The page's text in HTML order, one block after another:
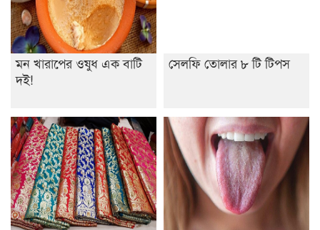
খেলার মাঠে বানানো হয়েছে গর্ত ঝুঁকিতে আষাড়িয়াদহর দুই
বিদ্যালয়
ইসলামের ইতিহাস ও সংস্কৃতি বিভাগের লাইট হাউজ ক্লাবের
নেতৃত্ব ইসতিয়াক-মাহফুজ
ডাকসুতে শিবিরের নিরঙ্কুশ জয়
রাজশাহীতে ট্রাকচাপায় ভ্যানচালক নিহত
শেষ সময়ে ভোট কারচুরি অভিযোগ আবিদের
মন খারাপের ওষুধ এক বাটি
দই!
সেলফি তোলার ৮ টি টিপস